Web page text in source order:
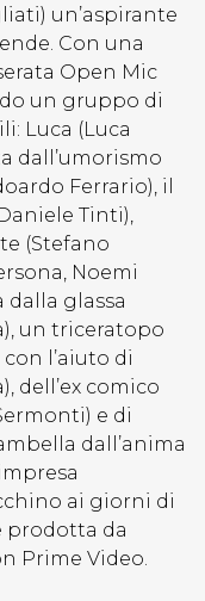
un’aspirante
Con una
Open Mic
un gruppo di
Luca (Luca
dall’umorismo
Ferrario), il
Tinti),
(Stefano
Noemi
dalla glassa
un triceratopo
l’aiuto di
dell’ex comico
e di
dall’anima
ai giorni di
prodotta da
Prime Video.